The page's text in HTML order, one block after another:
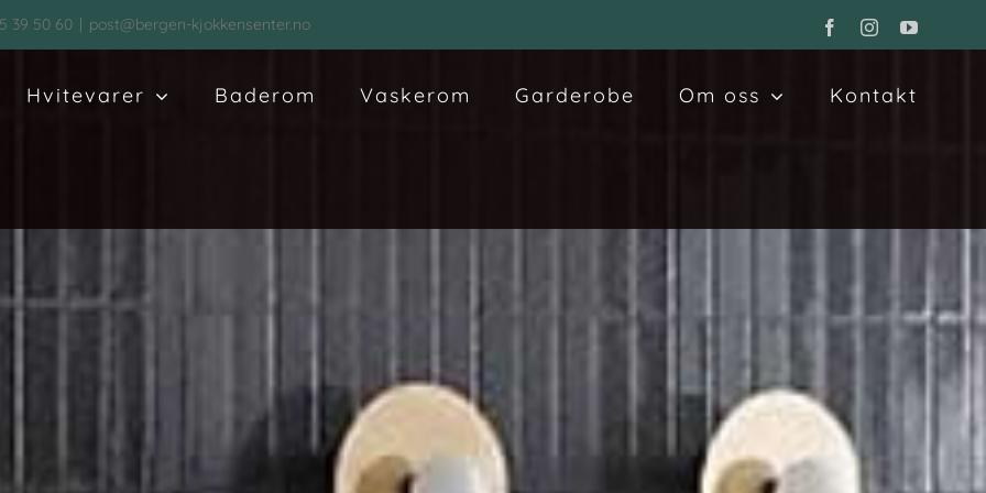
39 50 60 | post@bergen-kjokkensenter.no FacebookInstagramYouTube
Hvitevarer Baderom Vaskerom Garderobe Om oss Kontakt